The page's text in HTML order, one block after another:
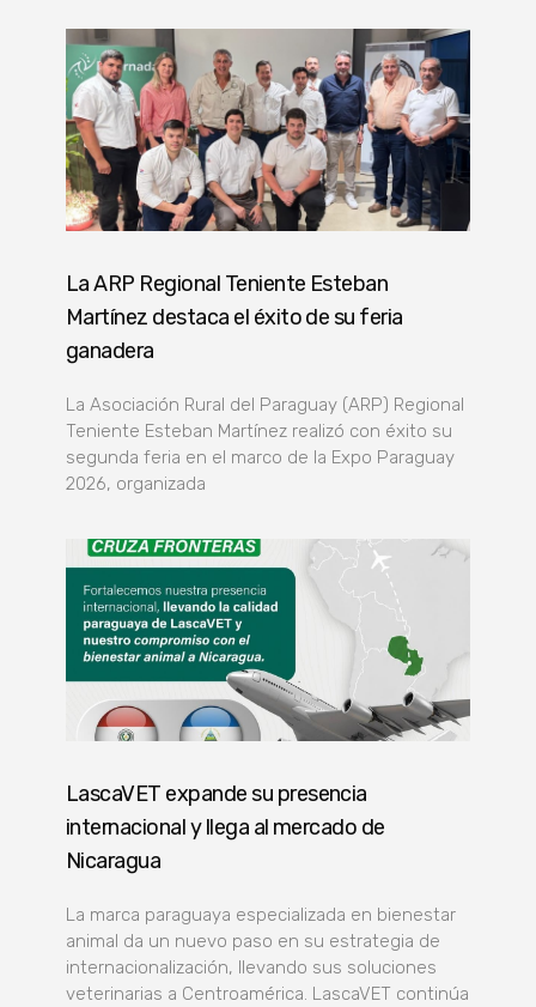
La ARP Regional Teniente Esteban
Martínez destaca el éxito de su feria
ganadera
La Asociación Rural del Paraguay (ARP) Regional
Teniente Esteban Martínez realizó con éxito su
segunda feria en el marco de la Expo Paraguay
2026, organizada
LascaVET expande su presencia
internacional y llega al mercado de
Nicaragua
La marca paraguaya especializada en bienestar
animal da un nuevo paso en su estrategia de
internacionalización, llevando sus soluciones
veterinarias a Centroamérica. LascaVET continúa